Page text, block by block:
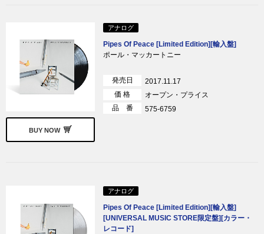
BUY NOW
アナログ
Pipes Of Peace [Limited Edition][輸入盤]
ポール・マッカートニー
発売日
2017.11.17
価 格
オープン・プライス
品 番
575-6759
アナログ
Pipes Of Peace [Limited Edition][輸入盤]
[UNIVERSAL MUSIC STORE限定盤][カラー・
レコード]